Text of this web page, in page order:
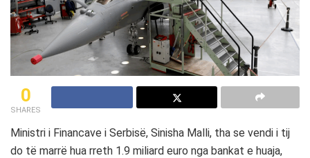
0
SHARES
Ministri i Financave i Serbisë, Sinisha Malli, tha se vendi i tij
do të marrë hua rreth 1.9 miliard euro nga bankat e huaja,